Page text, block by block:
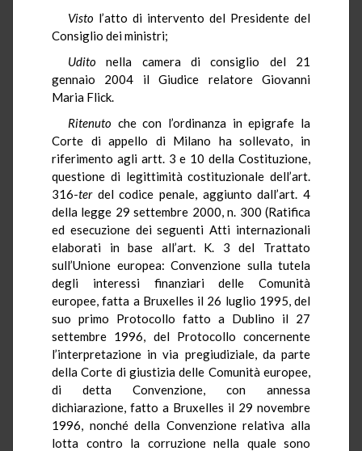
Visto l’atto di intervento del Presidente del
Consiglio dei ministri;
Udito nella camera di consiglio del 21
gennaio 2004 il Giudice relatore Giovanni
Maria Flick.
Ritenuto che con l’ordinanza in epigrafe la
Corte di appello di Milano ha sollevato, in
riferimento agli artt. 3 e 10 della Costituzione,
questione di legittimità costituzionale dell’art.
316-terdel codice penale, aggiunto dall’art. 4
della legge 29 settembre 2000, n. 300 (Ratifica
ed esecuzione dei seguenti Atti internazionali
elaborati in base all’art. K. 3 del Trattato
sull’Unione europea: Convenzione sulla tutela
degli interessi finanziari delle Comunità
europee, fatta a Bruxelles il 26 luglio 1995, del
suo primo Protocollo fatto a Dublino il 27
settembre 1996, del Protocollo concernente
l’interpretazione in via pregiudiziale, da parte
della Corte di giustizia delle Comunità europee,
di detta Convenzione, con annessa
dichiarazione, fatto a Bruxelles il 29 novembre
1996, nonché della Convenzione relativa alla
lotta contro la corruzione nella quale sono